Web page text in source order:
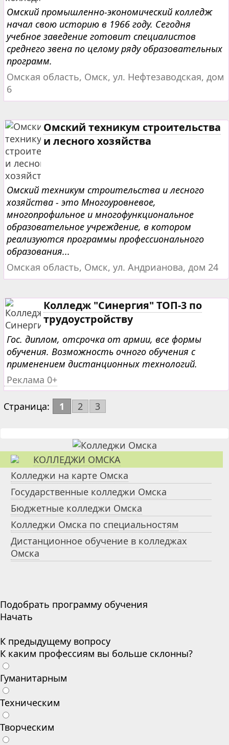
Омский промышленно-экономический колледж
начал свою историю в 1966 году. Сегодня
учебное заведение готовит специалистов
среднего звена по целому ряду образовательных
программ.
Омская область, Омск, ул. Нефтезаводская, дом
6
Омский техникум строительства
и лесного хозяйства
Омский техникум строительства и лесного
хозяйства - это Многоуровневое,
многопрофильное и многофункциональное
образовательное учреждение, в котором
реализуются программы профессионального
образования...
Омская область, Омск, ул. Андрианова, дом 24
Колледж "Синергия" ТОП-3 по
трудоустройству
Гос. диплом, отсрочка от армии, все формы
обучения. Возможность очного обучения с
применением дистанционных технологий.
Реклама 0+
Страница: 1 2 3
КОЛЛЕДЖИ ОМСКА
Колледжи на карте Омска
Государственные колледжи Омска
Бюджетные колледжи Омска
Колледжи Омска по специальностям
Дистанционное обучение в колледжах
Омска
Подобрать программу обучения
Начать
К предыдущему вопросу
К каким профессиям вы больше склонны?
Гуманитарным
Техническим
Творческим